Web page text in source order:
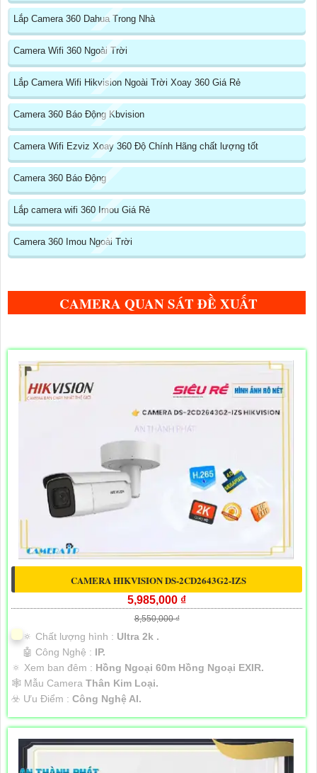
Lắp Camera 360 Dahua Trong Nhà
Camera Wifi 360 Ngoài Trời
Lắp Camera Wifi Hikvision Ngoài Trời Xoay 360 Giá Rẻ
Camera 360 Báo Động Kbvision
Camera Wifi Ezviz Xoay 360 Độ Chính Hãng chất lượng tốt
Camera 360 Báo Động
Lắp camera wifi 360 Imou Giá Rẻ
Camera 360 Imou Ngoài Trời
CAMERA QUAN SÁT ĐỀ XUẤT
CAMERA HIKVISION DS-2CD2643G2-IZS
5,985,000 ₫
8,550,000 ₫
🔅 Chất lượng hình : Ultra 2k .
🤖️ Công Nghệ : IP.
🔅 Xem ban đêm : Hồng Ngoại 60m Hồng Ngoại EXIR.
🕸️ Mẫu Camera Thân Kim Loại.
️☣️ Ưu Điểm : Công Nghệ AI.